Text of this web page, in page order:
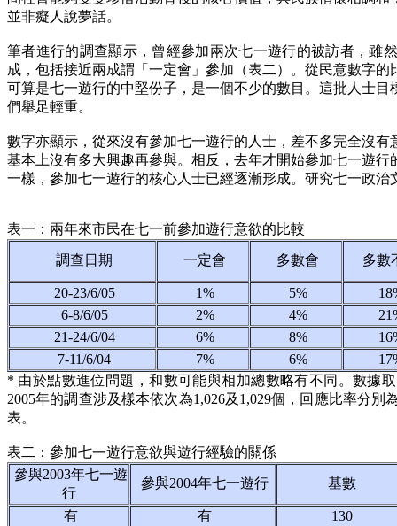
並非癡人說夢話。
筆者進行的調查顯示，曾經參加兩次七一遊行的被訪者，雖
成，包括接近兩成謂「一定會」參加（表二）。從民意數字
可算是七一遊行的中堅份子，是一個不少的數目。這批人士
們舉足輕重。
數字亦顯示，從來沒有參加七一遊行的人士，差不多完全沒
基本上沒有多大興趣再參與。相反，去年才開始參加七一遊
一樣，參加七一遊行的核心人士已經逐漸形成。研究七一政
表一：兩年來市民在七一前參加遊行意欲的比較
調查日期 一定會 多數會 多數
20-23/6/05 1% 5%
6-8/6/05
2% 4%
21-24/6/04
6% 8%
7-11/6/04
7% 6%
* 由於點數進位問題，和數可能與相加總數略有不同。數據
2005年的調查涉及樣本依次為1,026及1,029個，回應比率分別
表。
表二：參加七一遊行意欲與遊行經驗的關係
參與2003年七一遊
行
參與2004年七一遊行 基數
有 有
130